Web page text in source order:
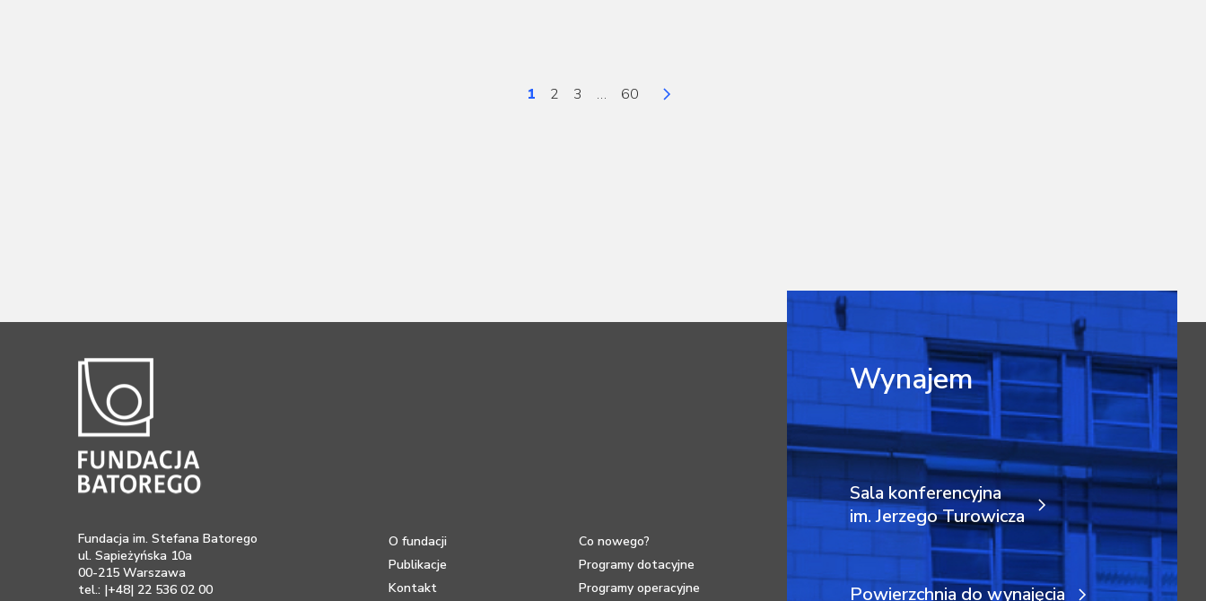
Strona
1 Strona
2 Strona
3 … Strona
60 Następna strona
Fundacja im. Stefana Batorego
ul. Sapieżyńska 10a
00-215 Warszawa
tel.: |+48| 22 536 02 00
O fundacji
Publikacje
Kontakt
Co nowego?
Programy dotacyjne
Programy operacyjne
Wynajem
Sala konferencyjna
im. Jerzego Turowicza
Powierzchnia do wynajęcia